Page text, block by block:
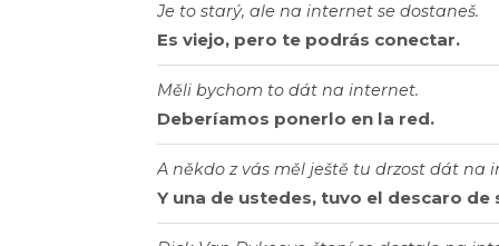
Je to starý, ale na internet se dostaneš.
Es viejo, pero te podrás conectar.
Měli bychom to dát na internet.
Deberíamos ponerlo en la red.
A někdo z vás měl ještě tu drzost dát na
Y una de ustedes, tuvo el descaro